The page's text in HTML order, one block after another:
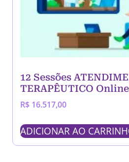
12 Sessões
TERAPÊUTICO
R$ 16.517,00
ADICIONAR AO